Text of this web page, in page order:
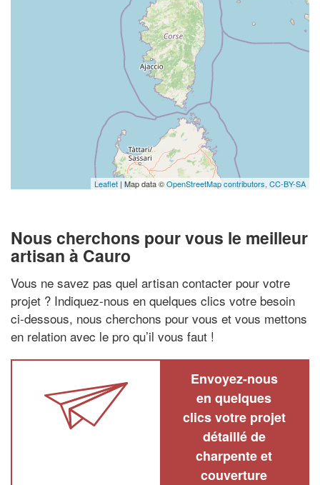
Leaflet | Map data ©OpenStreetMap contributors, CC-BY-SA
Nous cherchons pour vous le meilleur
artisan à Cauro
Vous ne savez pas quel artisan contacter pour votre
projet ? Indiquez-nous en quelques clics votre besoin
ci-dessous, nous cherchons pour vous et vous mettons
en relation avec le pro qu’il vous faut !
Envoyez-nous
en quelques
clics votre projet
détaillé de
charpente et
couverture